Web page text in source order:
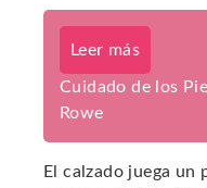
Leer más
Cuidado de los
Rowe
El calzado juega un